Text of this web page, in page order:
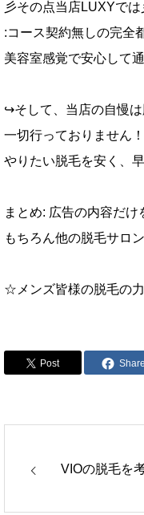
彡その点当店LUXYでは︎
:コース契約無しの完全
美容室感覚で安心して
↪︎そして、当店の自慢
一切行っておりません！
やりたい脱毛を安く、
まとめ: 広告の内容だ
もちろん他の脱毛サロ
☆メンズ皆様の脱毛の
Post Share
VIOの脱毛を